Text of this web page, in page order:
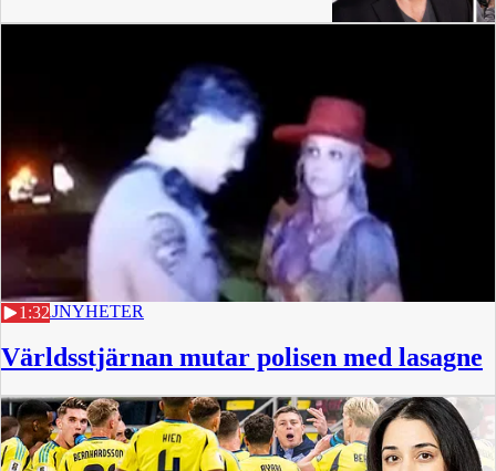
1:32
23 MAJNYHETER
Världsstjärnan mutar polisen med lasagne